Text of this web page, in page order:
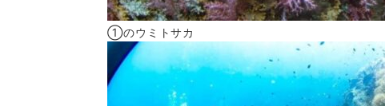
①のウミトサカ